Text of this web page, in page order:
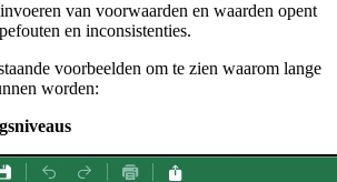
van voorwaarden en waarden opent
en inconsistenties.
voorbeelden om te zien waarom lange
worden: